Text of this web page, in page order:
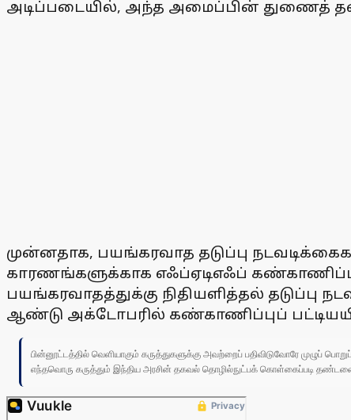
அடிப்படையில், அந்த அமைப்பின் துணைத்
முன்னதாக, பயங்கரவாத தடுப்பு
காரணங்களுக்காக எஃப்ஏடிஎஃப்
பயங்கரவாதத்துக்கு நிதியளித்தல்
ஆண்டு அக்டோபரில் கண்காணிப்புப்
பின்னூட்டத்தில் வெளியாகும் கருத்துகளுக்கு அவற்றைப் பதிவிடுவோரே முழுப்
எந்தவொரு கருத்தும் இந்திய அரசின் தகவல் தொழில்நுட்பக் கொள்கைப்படி